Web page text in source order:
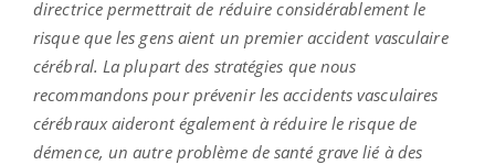
directrice permettrait de réduire considérablement le
risque que les gens aient un premier accident vasculaire
cérébral. La plupart des stratégies que nous
recommandons pour prévenir les accidents vasculaires
cérébraux aideront également à réduire le risque de
démence, un autre problème de santé grave lié à des